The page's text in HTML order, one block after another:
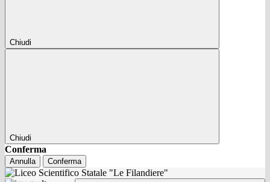
Chiudi
Chiudi
Conferma
Annulla Conferma